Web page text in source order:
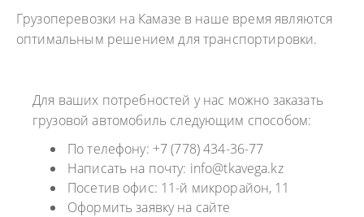
Грузоперевозки на Камазе в наше время являются
оптимальным решением для транспортировки.
Для ваших потребностей у нас можно заказать
грузовой автомобиль следующим способом:
По телефону: +7 (778) 434-36-77
Написать на почту: info@tkavega.kz
Посетив офис: 11-й микрорайон, 11
Оформить заявку на сайте